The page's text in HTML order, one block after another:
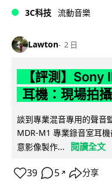
3C科技 流動音樂
Lawton 2 日
【評測】
耳機：現場拍
談到專業混音專用的聲音
MDR-M1 專業錄音室耳
意影像製作...
閱讀全文
39 5 ↗ 分享